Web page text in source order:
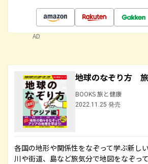
AD
地球のなぞり方
BOOKS 旅と健康
2022.11.25 発売
各国の地形や関係性をなぞって学ぶ新し
川や街道、島など旅気分で地図をなぞっ